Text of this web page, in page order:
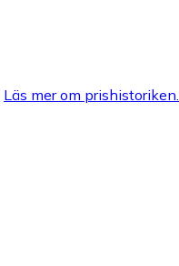
Läs mer om prishistoriken.